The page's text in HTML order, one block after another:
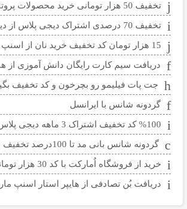
تخفیف 50 هزار تومانی خرید محصولات پروتئینی اسنپ فود
تخفیف 70 درصدی اشتراک دیجی پلاس از دیجی کالا
15 هزار تومان کد تخفیف خرید نان از اسنپ فود
دریافت سیم کارت رایگان دانش آموزی از
جت پات فیلیمو رو بچرخون و کد تخفیف
گردونه شانس با ایرانسل
%100 کد تخفیف اشتراک 3 ماهه دیجی پلاس از دیجی کالا
گردونه شانس بانی مد تا 100درصد تخفیف
خرید از فروشگاه اُمارکت با کد 30 هزار تومانی اکالا
دریافت بُن تصادفی از هایپر استار اسنپ